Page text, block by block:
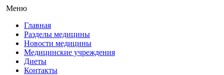
Меню
Главная
Разделы медицины
Новости медицины
Медицинские учреждения
Диеты
Контакты